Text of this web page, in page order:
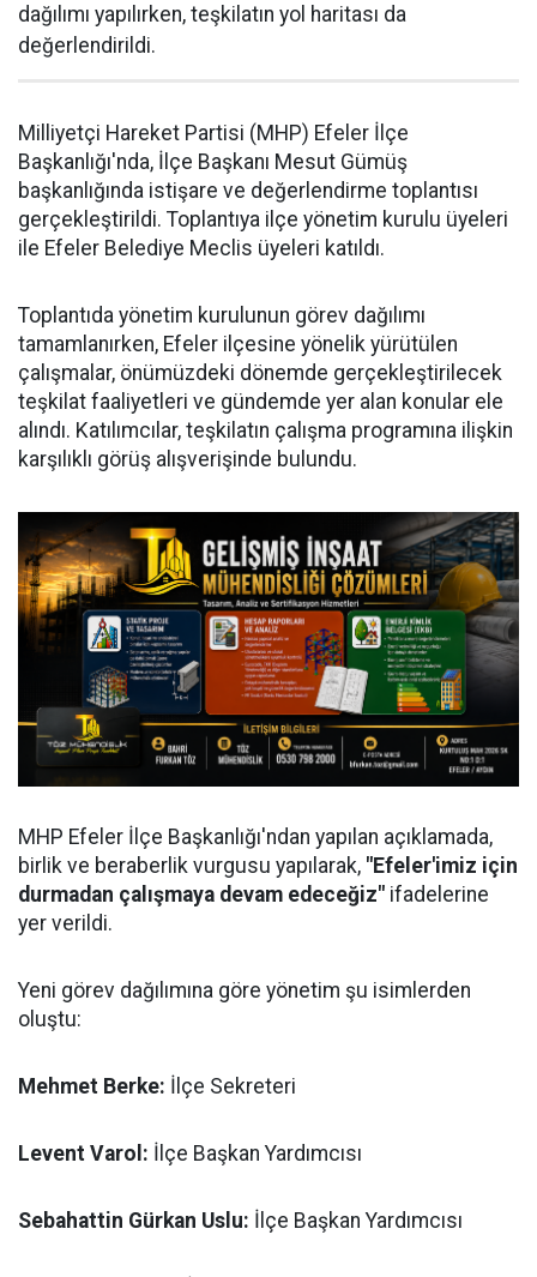
dağılımı yapılırken, teşkilatın yol haritası da
değerlendirildi.
Milliyetçi Hareket Partisi (MHP) Efeler İlçe
Başkanlığı'nda, İlçe Başkanı Mesut Gümüş
başkanlığında istişare ve değerlendirme toplantısı
gerçekleştirildi. Toplantıya ilçe yönetim kurulu üyeleri
ile Efeler Belediye Meclis üyeleri katıldı.
Toplantıda yönetim kurulunun görev dağılımı
tamamlanırken, Efeler ilçesine yönelik yürütülen
çalışmalar, önümüzdeki dönemde gerçekleştirilecek
teşkilat faaliyetleri ve gündemde yer alan konular ele
alındı. Katılımcılar, teşkilatın çalışma programına ilişkin
karşılıklı görüş alışverişinde bulundu.
MHP Efeler İlçe Başkanlığı'ndan yapılan açıklamada,
birlik ve beraberlik vurgusu yapılarak, "Efeler'imiz için
durmadan çalışmaya devam edeceğiz" ifadelerine
yer verildi.
Yeni görev dağılımına göre yönetim şu isimlerden
oluştu:
Mehmet Berke: İlçe Sekreteri
Levent Varol: İlçe Başkan Yardımcısı
Sebahattin Gürkan Uslu: İlçe Başkan Yardımcısı